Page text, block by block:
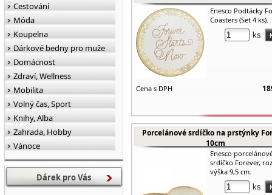
Enesco Podtácky
Coasters (Set 4 ks).
ks
Cena s DPH
Porcelánové srdíčko na prstýnky
10cm
Enesco
srdíčko Forever,
výška 9,5 cm.
ks
Cestování
Móda
Koupelna
Dárkové bedny pro muže
Domácnost
Zdraví, Wellness
Mobilita
Volný čas, Sport
Knihy, Alba
Zahrada, Hobby
Vánoce
Dárek pro Vás